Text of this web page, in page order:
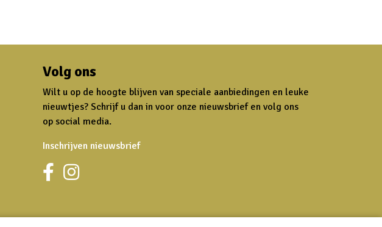
Volg ons
Wilt u op de hoogte blijven van speciale aanbiedingen en leuke
nieuwtjes? Schrijf u dan in voor onze nieuwsbrief en volg ons
op social media.
Inschrijven nieuwsbrief